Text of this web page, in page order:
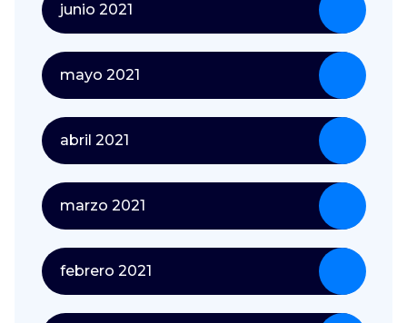
junio 2021
mayo 2021
abril 2021
marzo 2021
febrero 2021